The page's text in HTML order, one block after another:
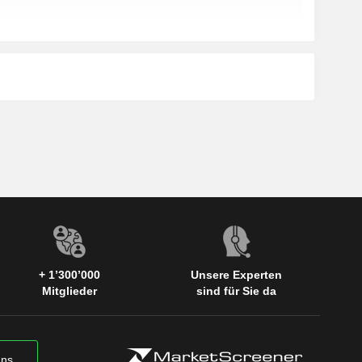
+ 1’300’000
Mitglieder
Unsere Experten
sind für Sie da